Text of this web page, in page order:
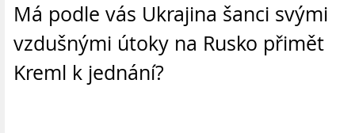
Má podle vás Ukrajina šanci svými
vzdušnými útoky na Rusko přimět
Kreml k jednání?